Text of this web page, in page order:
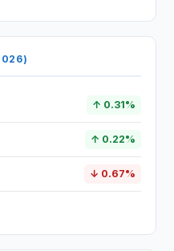
↑ 0.31%
↑ 0.22%
↓ 0.67%